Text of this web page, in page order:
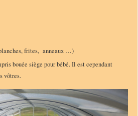
frites, anneaux …)
bouée siège pour bébé. Il est cependant
vôtres.